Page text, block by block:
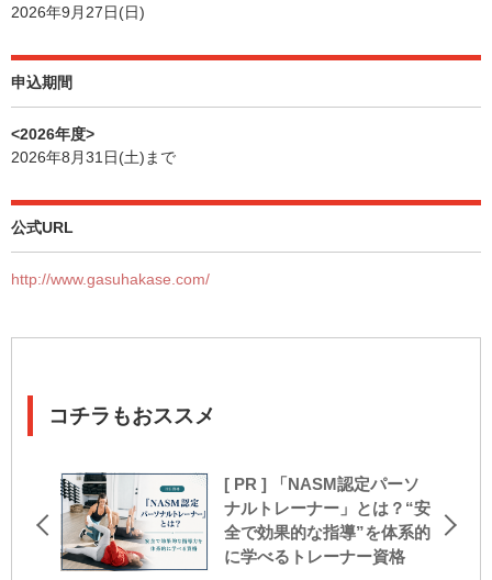
2026年9月27日(日)
申込期間
<2026年度>
2026年8月31日(土)まで
公式URL
http://www.gasuhakase.com/
コチラもおススメ
[ PR ] 「NASM認定パーソ
ナルトレーナー」とは？“安
全で効果的な指導”を体系的
に学べるトレーナー資格